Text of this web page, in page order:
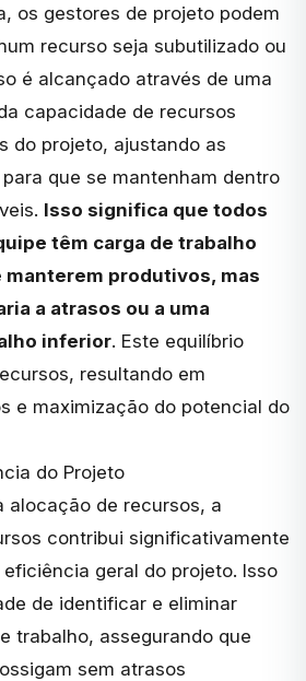
os gestores de projeto podem
recurso seja subutilizado ou
é alcançado através de uma
capacidade de recursos
do projeto, ajustando as
que se mantenham dentro
Isso significa que todos
têm carga de trabalho
produtivos, mas
a atrasos ou a uma
inferior. Este equilíbrio
resultando em
e maximização do potencial do
do Projeto
alocação de recursos, a
contribui significativamente
eficiência geral do projeto. Isso
de identificar e eliminar
trabalho, assegurando que
sem atrasos